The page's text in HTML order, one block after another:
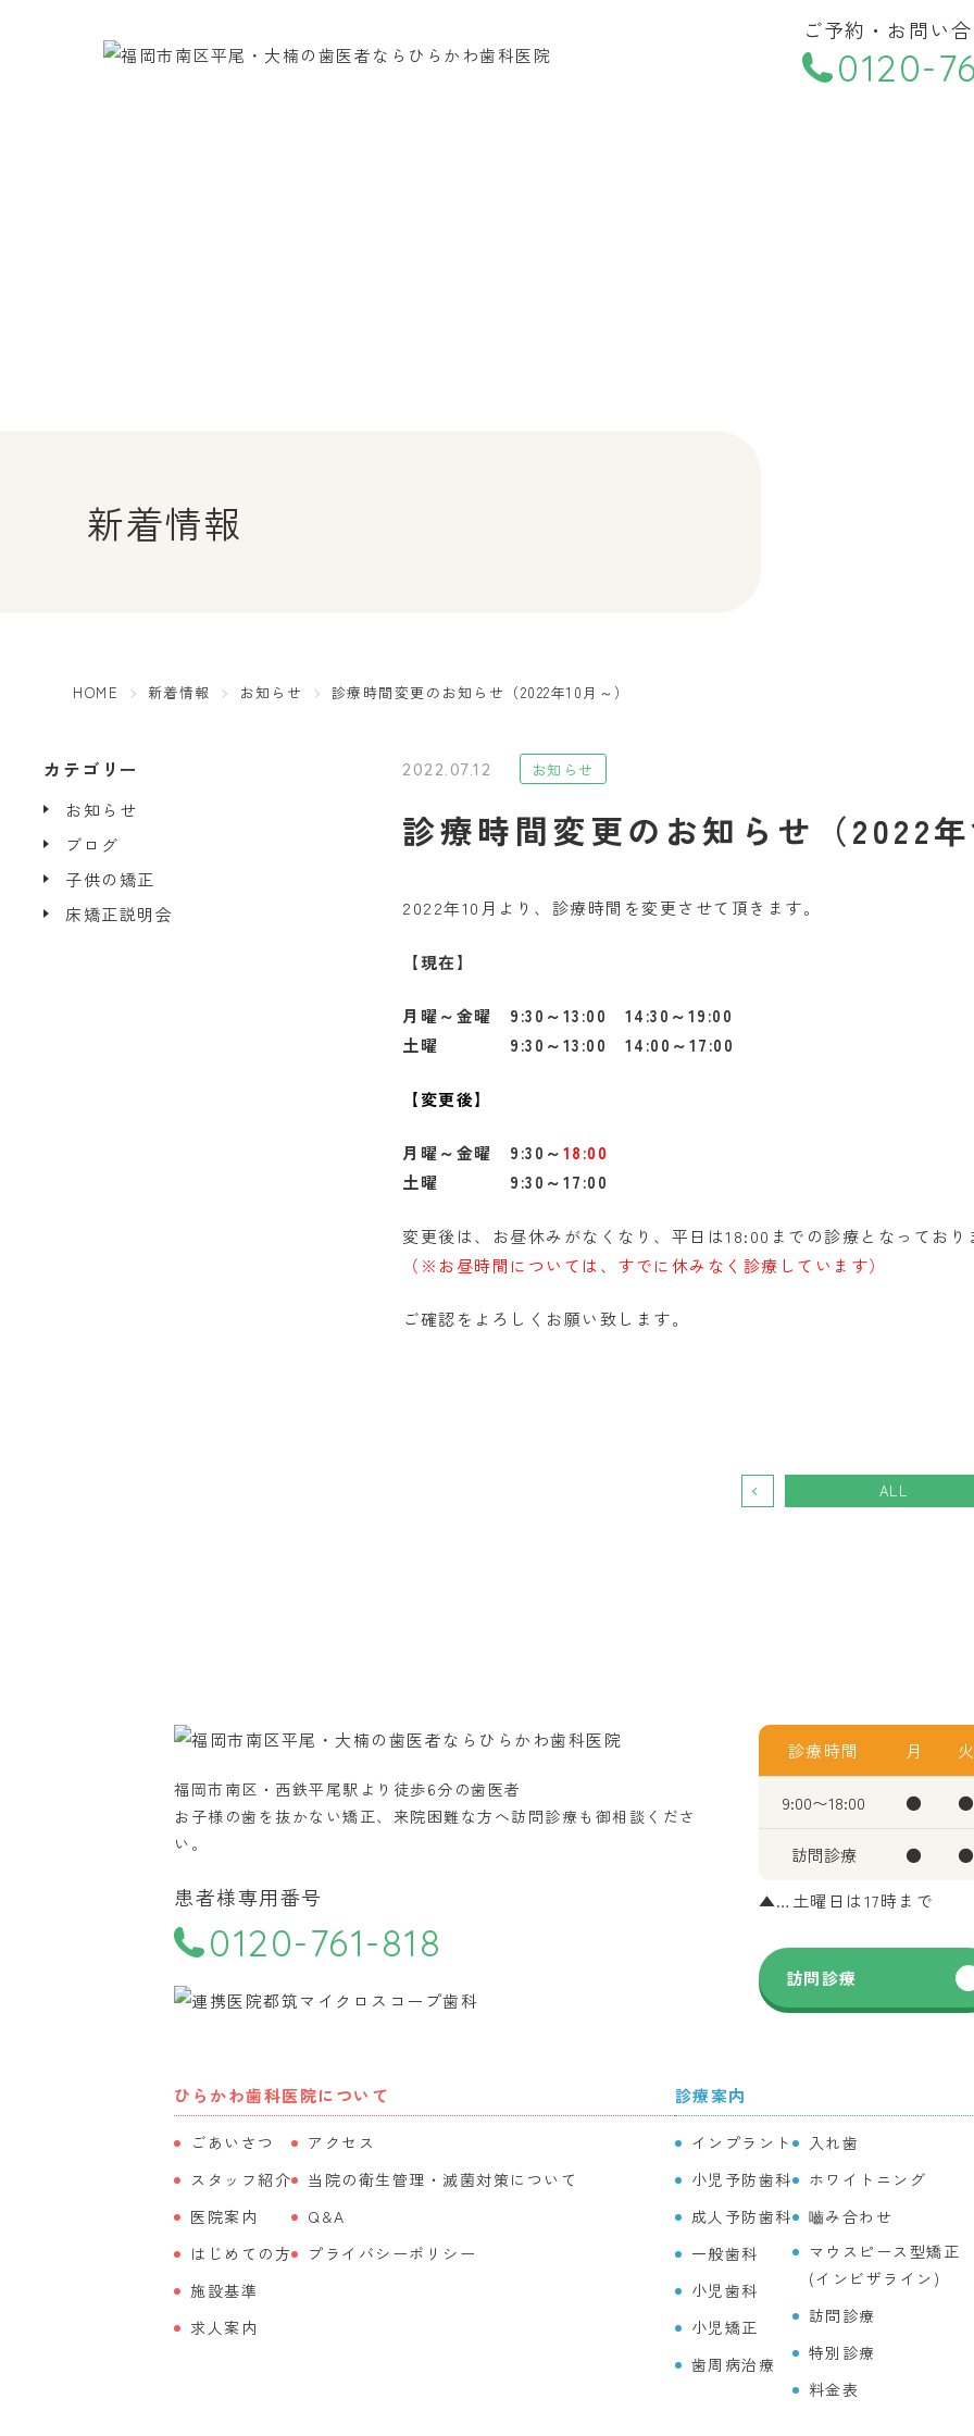
ご予約・お問い
0120-
求人案内
訪問診療
特別診療
新着情報
HOME 新着情報 お知らせ 診療時間変更のお知らせ（2022年10月～）
カテゴリー
お知らせ
ブログ
子供の矯正
床矯正説明会
2022.07.12 お知らせ
診療時間変更のお知らせ（2022
2022年10月より、診療時間を変更させて頂きます。
【現在】
月曜～金曜 9:30～13:00 14:30～19:00
土曜 9:30～13:00 14:00～17:00
【変更後】
月曜～金曜 9:30～18:00
土曜 9:30～17:00
変更後は、お昼休みがなくなり、平日は18:00までの診療となっており
（※お昼時間については、すでに休みなく診療しています）
ご確認をよろしくお願い致します。
ALL
福岡市南区・西鉄平尾駅より徒歩6分の歯医者
お子様の歯を抜かない矯正、来院困難な方へ訪問診療も御相談くださ
い。
患者様専用番号
0120-761-818
診療時間 月
9:00〜18:00 ●
訪問診療 ●
▲…土曜日は17時まで
訪問診療
ひらかわ歯科医院について
ごあいさつ
スタッフ紹介
医院案内
はじめての方
施設基準
求人案内
アクセス
当院の衛生管理・滅菌対策について
Q&A
プライバシーポリシー
診療案内
インプラント
小児予防歯科
成人予防歯科
一般歯科
小児歯科
小児矯正
歯周病治療
入れ歯
ホワイトニング
嚙み合わせ
マウスピース型矯正
(インビザライン)
訪問診療
特別診療
料金表